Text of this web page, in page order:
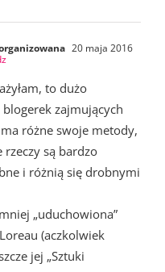
20 maja 2016
to dużo
zajmujących
różne swoje metody,
są bardzo
i różnią się drobnymi
„uduchowiona”
(aczkolwiek
jej „Sztuki